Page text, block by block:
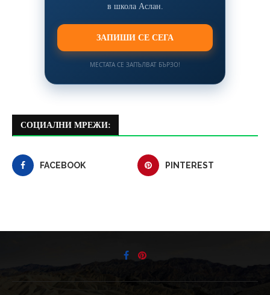
в школа Аслан.
ЗАПИШИ СЕ СЕГА
МЕСТАТА СЕ ЗАПЪЛВАТ БЪРЗО!
СОЦИАЛНИ МРЕЖИ:
FACEBOOK PINTEREST